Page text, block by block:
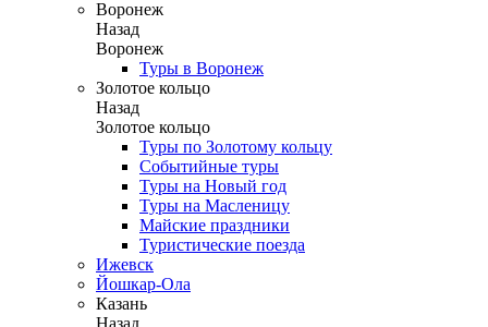
Воронеж
Назад
Воронеж
Туры в Воронеж
Золотое кольцо
Назад
Золотое кольцо
Туры по Золотому кольцу
Событийные туры
Туры на Новый год
Туры на Масленицу
Майские праздники
Туристические поезда
Ижевск
Йошкар-Ола
Казань
Назад